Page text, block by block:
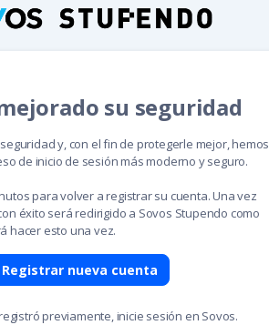
su seguridad
y, con el fin de protegerle mejor, hemos
de inicio de sesión más moderno y seguro.
para volver a registrar su cuenta. Una vez
éxito será redirigido a Sovos Stupendo como
hacer esto una vez.
Registrar nueva cuenta
previamente, inicie sesión en Sovos.